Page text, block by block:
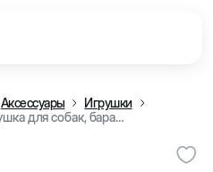
Аксессуары
Игрушки
Beeztees Karlie плюшевая игрушка для собак, барашeк, розовый, 21 см